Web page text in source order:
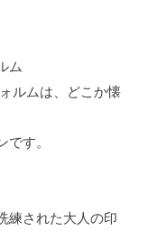
ム
ルムは、どこか懐
す。
練された大人の印